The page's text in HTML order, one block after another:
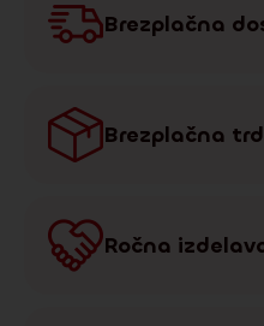
Brezplačna
Brezplačna
Ročna